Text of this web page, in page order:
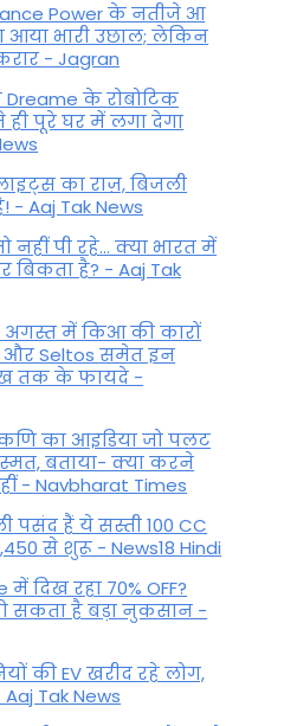
Power के नतीजे आ
भारी उछाल; लेकिन
- Jagran
के रोबोटिक
पूरे घर में लगा देगा
का राज़, बिजली
Aaj Tak News
नहीं पी रहे... क्या भारत में
है? - Aaj Tak
अगस्त में किआ की कारों
और Seltos समेत इन
तक के फायदे -
का आइडिया जो पलट
बताया- क्या करने
- Navbharat Times
पसंद हैं ये सस्ती 100 CC
से शुरू - News18 Hindi
दिख रहा 70% OFF?
सकता है बड़ा नुकसान -
की EV खरीद रहे लोग,
Tak News